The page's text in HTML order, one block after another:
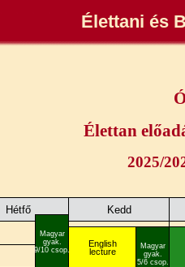
Élettani és
Élettan
2025/
Hétfő Kedd
English
lecture
Magyar
gyak.
5/6 csop.
Magyar
gyak.
9/10 csop.